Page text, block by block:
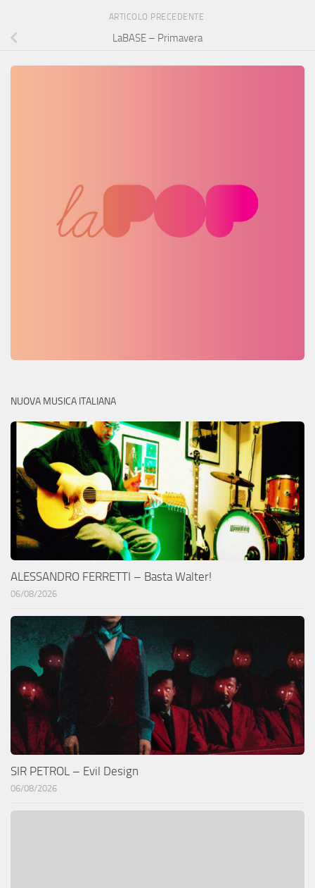
ARTICOLO PRECEDENTE
LaBASE – Primavera
NUOVA MUSICA ITALIANA
ALESSANDRO FERRETTI – Basta Walter!
06/08/2026
SIR PETROL – Evil Design
06/08/2026